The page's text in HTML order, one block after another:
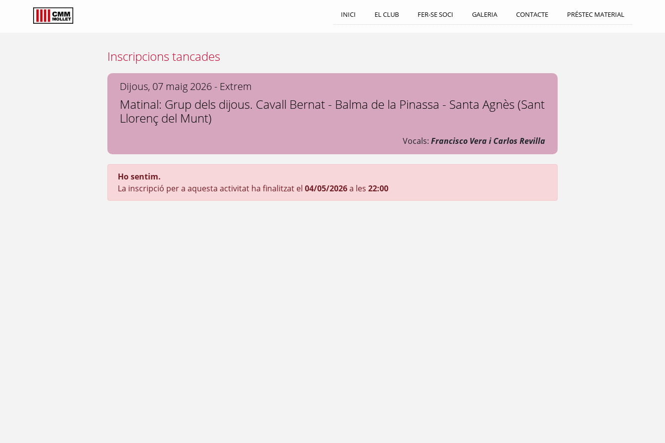
INICI EL CLUB FER-SE SOCI GALERIA CONTACTE PRÉSTEC MATERIAL
Inscripcions tancades
Dijous, 07 maig 2026 - Extrem
Matinal: Grup dels dijous. Cavall Bernat - Balma de la Pinassa - Santa Agnès (Sant
Llorenç del Munt)
Vocals: Francisco Vera i Carlos Revilla
Ho sentim.
La inscripció per a aquesta activitat ha finalitzat el 04/05/2026a les 22:00